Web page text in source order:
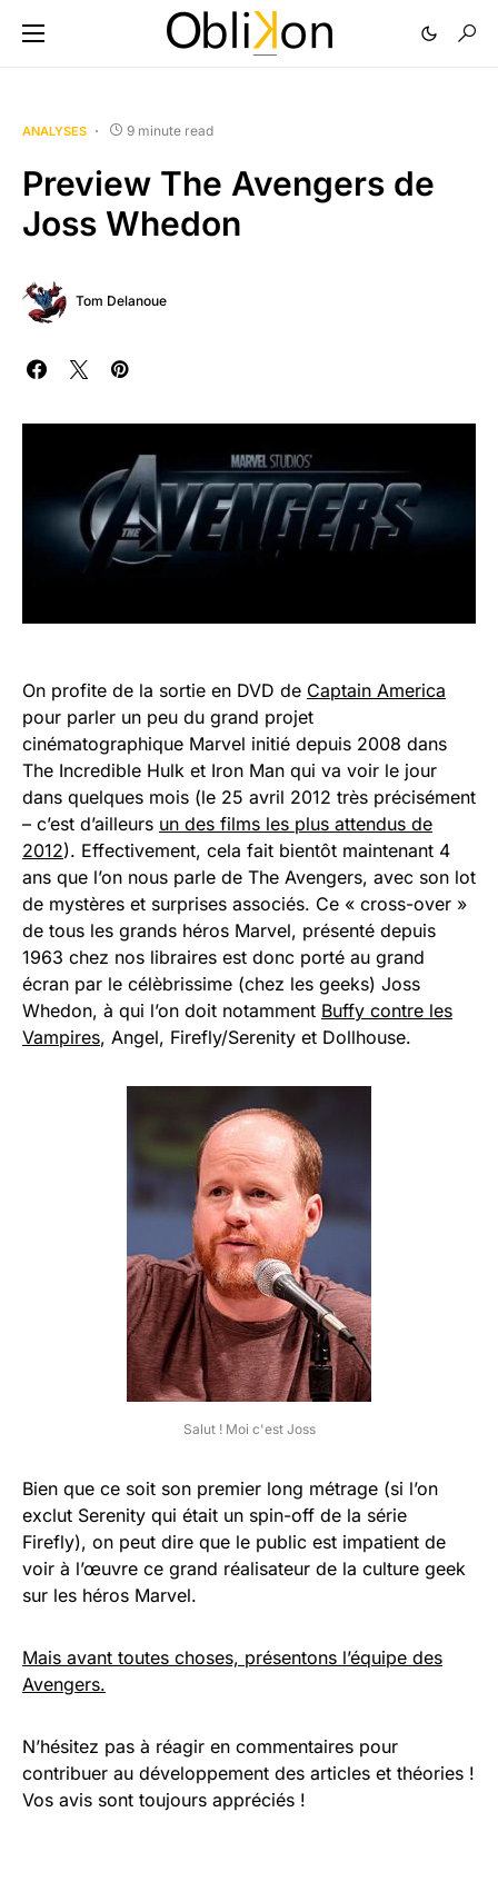
ANALYSES 9 minute read
Preview The Avengers de
Joss Whedon
Tom Delanoue
On profite de la sortie en DVD de Captain America
pour parler un peu du grand projet
cinématographique Marvel initié depuis 2008 dans
The Incredible Hulk et Iron Man qui va voir le jour
dans quelques mois (le 25 avril 2012 très précisément
– c’est d’ailleurs un des films les plus attendus de
2012). Effectivement, cela fait bientôt maintenant 4
ans que l’on nous parle de The Avengers, avec son lot
de mystères et surprises associés. Ce « cross-over »
de tous les grands héros Marvel, présenté depuis
1963 chez nos libraires est donc porté au grand
écran par le célèbrissime (chez les geeks) Joss
Whedon, à qui l’on doit notamment Buffy contre les
Vampires, Angel, Firefly/Serenity et Dollhouse.
Salut ! Moi c'est Joss
Bien que ce soit son premier long métrage (si l’on
exclut Serenity qui était un spin-off de la série
Firefly), on peut dire que le public est impatient de
voir à l’œuvre ce grand réalisateur de la culture geek
sur les héros Marvel.
Mais avant toutes choses, présentons l’équipe des
Avengers.
N’hésitez pas à réagir en commentaires pour
contribuer au développement des articles et théories !
Vos avis sont toujours appréciés !